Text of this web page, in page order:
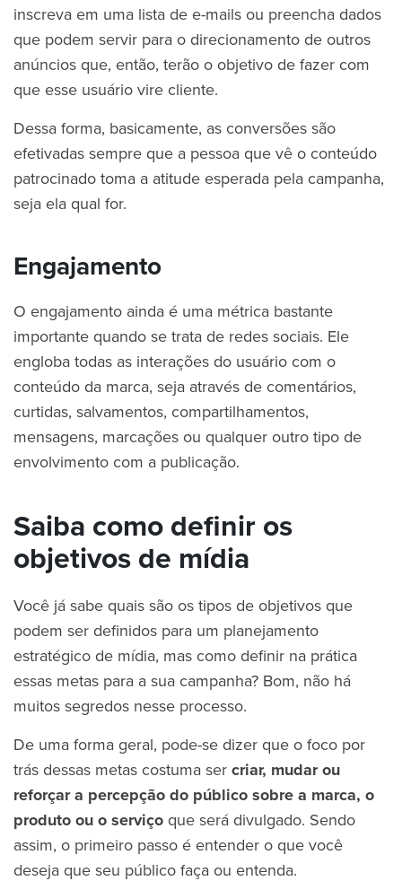
inscreva em uma lista de e-mails ou preencha dados
que podem servir para o direcionamento de outros
anúncios que, então, terão o objetivo de fazer com
que esse usuário vire cliente.
Dessa forma, basicamente, as conversões são
efetivadas sempre que a pessoa que vê o conteúdo
patrocinado toma a atitude esperada pela campanha,
seja ela qual for.
Engajamento
O engajamento ainda é uma métrica bastante
importante quando se trata de redes sociais. Ele
engloba todas as interações do usuário com o
conteúdo da marca, seja através de comentários,
curtidas, salvamentos, compartilhamentos,
mensagens, marcações ou qualquer outro tipo de
envolvimento com a publicação.
Saiba como definir os
objetivos de mídia
Você já sabe quais são os tipos de objetivos que
podem ser definidos para um planejamento
estratégico de mídia, mas como definir na prática
essas metas para a sua campanha? Bom, não há
muitos segredos nesse processo.
De uma forma geral, pode-se dizer que o foco por
trás dessas metas costuma ser criar, mudar ou
reforçar a percepção do público sobre a marca, o
produto ou o serviço que será divulgado. Sendo
assim, o primeiro passo é entender o que você
deseja que seu público faça ou entenda.